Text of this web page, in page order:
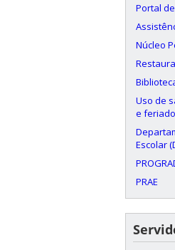
Portal
Núcleo
Uso de
e
Escolar
PRAE